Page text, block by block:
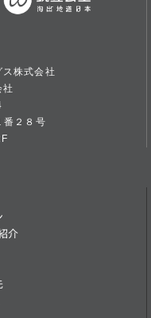
株式会社
番２８号
介